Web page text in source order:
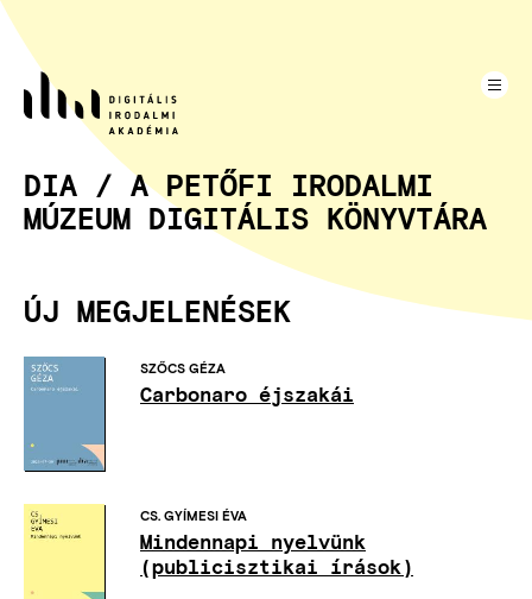
Ugrás
tartalomra
DIA / A PETŐFI IRODALMI
MÚZEUM DIGITÁLIS KÖNYVTÁRA
ÚJ MEGJELENÉSEK
Carbonaro éjszakái
SZŐCS GÉZA
Mindennapi nyelvünk
(publicisztikai írások)
CS. GYÍMESI ÉVA